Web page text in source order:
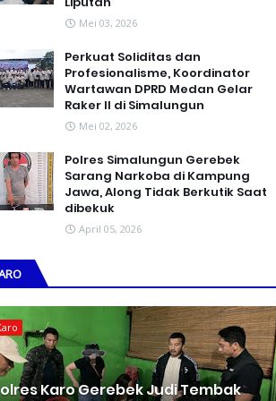
Mei 03, 2026
Perkuat Soliditas dan
Profesionalisme, Koordinator
Wartawan DPRD Medan Gelar
Raker II di Simalungun
Mei 02, 2026
Polres Simalungun Gerebek
Sarang Narkoba di Kampung
Jawa, Along Tidak Berkutik Saat
dibekuk
April 05, 2026
Karo Gerebek Judi Tembak